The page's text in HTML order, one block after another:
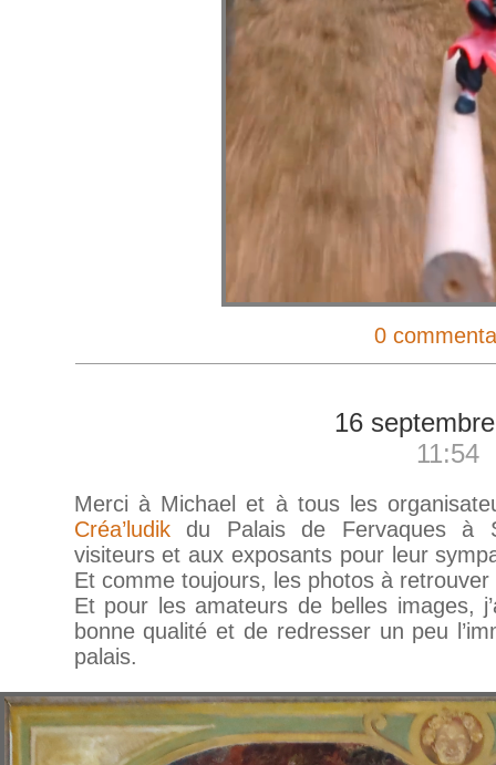
0
16
11:54
Merci à Michael et à tous les
Créa’ludikdu Palais de Fervaques à
visiteurs et aux exposants pour leur
Et comme toujours, les photos à
Et pour les amateurs de belles images,
bonne qualité et de redresser un peu
palais.